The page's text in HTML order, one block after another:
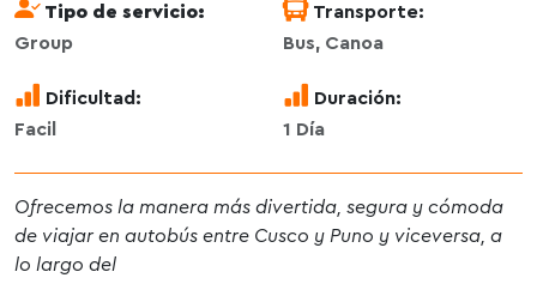
Tipo de servicio:
Group
Transporte:
Bus, Canoa
Dificultad:
Facil
Duración:
1 Día
Ofrecemos la manera más divertida, segura y cómoda
de viajar en autobús entre Cusco y Puno y viceversa, a
lo largo del